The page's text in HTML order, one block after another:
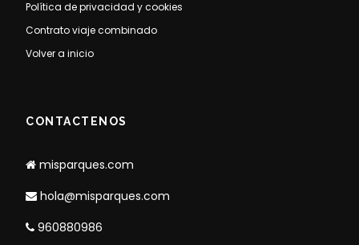
Política de privacidad y cookies
Contrato viaje combinado
Volver a inicio
CONTACTENOS
misparques.com
hola@misparques.com
960880986